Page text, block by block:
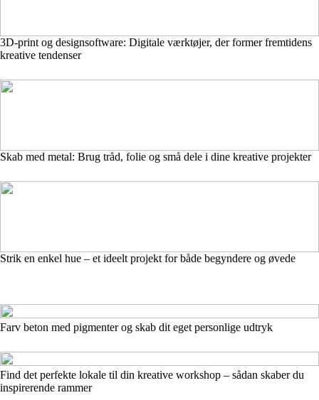
3D-print og designsoftware: Digitale værktøjer, der former fremtidens
kreative tendenser
Skab med metal: Brug tråd, folie og små dele i dine kreative projekter
Strik en enkel hue – et ideelt projekt for både begyndere og øvede
Farv beton med pigmenter og skab dit eget personlige udtryk
Find det perfekte lokale til din kreative workshop – sådan skaber du
inspirerende rammer